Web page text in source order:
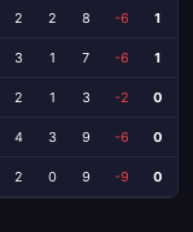
2 2 8 -6 1
3 1 7 -6 1
2 1 3 -2 0
4 3 9 -6 0
2 0 9 -9 0